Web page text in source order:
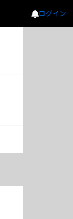
ログイン